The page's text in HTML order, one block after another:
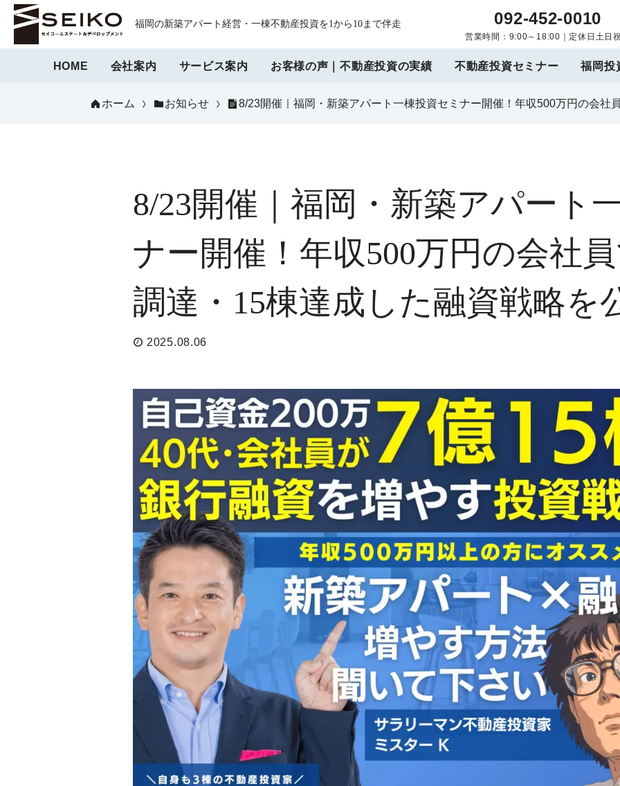
福岡の新築アパート経営・一棟不動産投資を1から10まで伴走 092-452-0010
営業時間：9:00～18:00｜定休日土日
HOME 会社案内 サービス案内 お客様の声｜不動産投資の実績 不動産投資セミナー 福岡投
ホーム お知らせ 8/23開催｜福岡・新築アパート一棟投資セミナー開催！年収500万円の会社
8/23開催｜福岡・新築アパート
ナー開催！年収500万円の会社
調達・15棟達成した融資戦略を
2025.08.06